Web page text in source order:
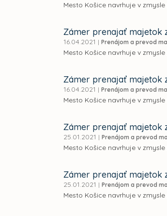
Mesto Košice navrhuje v
Zámer prenajať majetok
16.04.2021 | Prenájom a prevod
Mesto Košice navrhuje v
Zámer prenajať majetok
16.04.2021 | Prenájom a prevod
Mesto Košice navrhuje v
Zámer prenajať majetok
25.01.2021 | Prenájom a prevod
Mesto Košice navrhuje v
Zámer prenajať majetok
25.01.2021 | Prenájom a prevod
Mesto Košice navrhuje v